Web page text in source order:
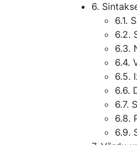
6.
6.1.
6.2.
6.3.
6.4.
6.5.
6.6.
6.7.
6.8.
6.9.